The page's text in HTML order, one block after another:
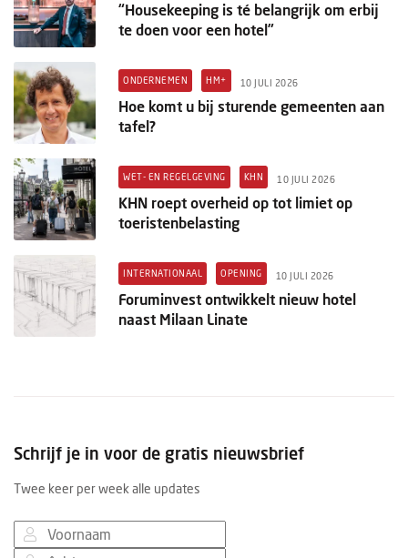
“Housekeeping is té belangrijk om erbij
te doen voor een hotel”
ONDERNEMEN HM+ 10 JULI 2026
Hoe komt u bij sturende gemeenten aan
tafel?
WET- EN REGELGEVING KHN 10 JULI 2026
KHN roept overheid op tot limiet op
toeristenbelasting
INTERNATIONAAL OPENING 10 JULI 2026
Foruminvest ontwikkelt nieuw hotel
naast Milaan Linate
Schrijf je in voor de gratis nieuwsbrief
Twee keer per week alle updates